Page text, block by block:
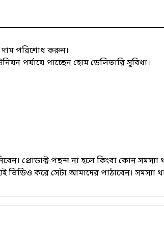
দাম পরিশোধ করুন।
পর্যায়ে পাচ্ছেন হোম ডেলিভারি সুবিধা।
প্রোডাক্ট পছন্দ না হলে কিংবা কোন
ভিডিও করে সেটা আমাদের পাঠাবেন।